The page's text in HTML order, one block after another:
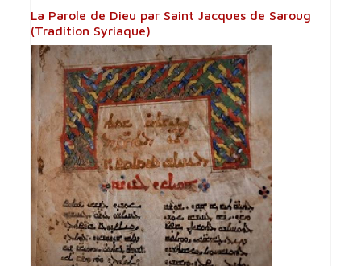
La Parole de Dieu par Saint Jacques de Saroug
(Tradition Syriaque)